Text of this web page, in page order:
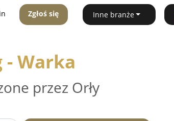
Zgłoś się Inne branże
- Warka
przez Orły